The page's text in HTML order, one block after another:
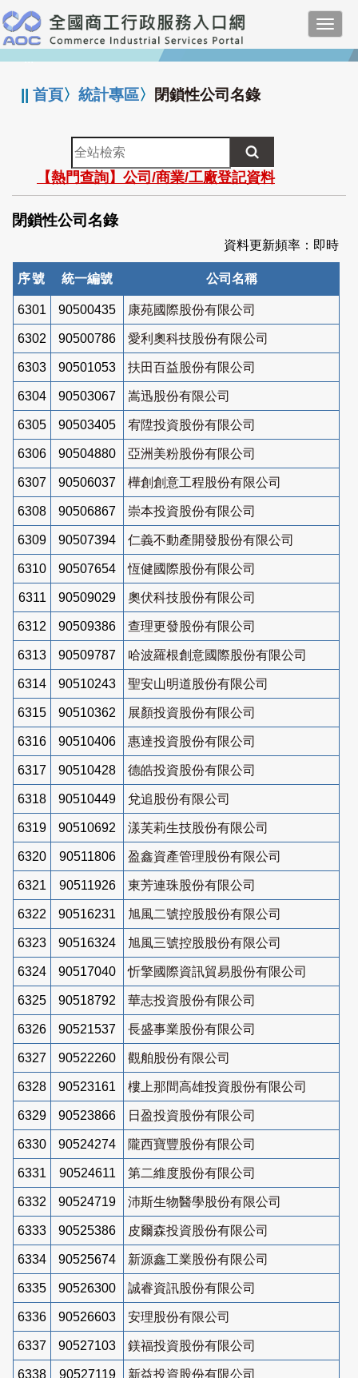
跳
到
主
要
:::
||首頁〉統計專區〉 閉鎖性公司名錄
全
站
檢
索
【熱門查詢】公司/商業/工廠登記資料
閉鎖性公司名錄
資料更新頻率：即時
序號 統一編號 公司名稱
6301 90500435 康苑國際股份有限公司
6302 90500786 愛利奧科技股份有限公司
6303 90501053 扶田百益股份有限公司
6304 90503067 嵩迅股份有限公司
6305 90503405 宥陞投資股份有限公司
6306 90504880 亞洲美粉股份有限公司
6307 90506037 樺創創意工程股份有限公司
6308 90506867 崇本投資股份有限公司
6309 90507394 仁義不動產開發股份有限公司
6310 90507654 恆健國際股份有限公司
6311 90509029 奧伏科技股份有限公司
6312 90509386 查理更發股份有限公司
6313 90509787 哈波羅根創意國際股份有限公司
6314 90510243 聖安山明道股份有限公司
6315 90510362 展顏投資股份有限公司
6316 90510406 惠達投資股份有限公司
6317 90510428 德皓投資股份有限公司
6318 90510449 兌追股份有限公司
6319 90510692 漾芙莉生技股份有限公司
6320 90511806 盈鑫資產管理股份有限公司
6321 90511926 東芳連珠股份有限公司
6322 90516231 旭風二號控股股份有限公司
6323 90516324 旭風三號控股股份有限公司
6324 90517040 忻擎國際資訊貿易股份有限公司
6325 90518792 華志投資股份有限公司
6326 90521537 長盛事業股份有限公司
6327 90522260 觀舶股份有限公司
6328 90523161 樓上那間高雄投資股份有限公司
6329 90523866 日盈投資股份有限公司
6330 90524274 隴西寶豐股份有限公司
6331 90524611 第二維度股份有限公司
6332 90524719 沛斯生物醫學股份有限公司
6333 90525386 皮爾森投資股份有限公司
6334 90525674 新源鑫工業股份有限公司
6335 90526300 誠睿資訊股份有限公司
6336 90526603 安理股份有限公司
6337 90527103 鎂福投資股份有限公司
6338 90527119 新益投資股份有限公司